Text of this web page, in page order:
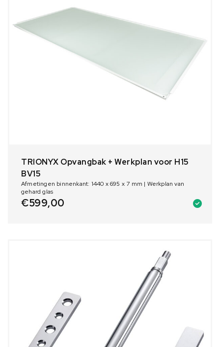
TRIONYX Opvangbak + Werkplan voor H15
BV15
Afmetingen binnenkant: 1440 x 695 x 7 mm | Werkplan van
gehard glas
€599,00